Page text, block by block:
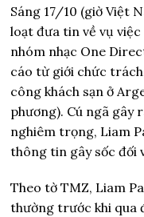
Sáng 17/10 (giờ Việt
loạt đưa tin về vụ
nhóm nhạc One
cáo từ giới chức
công khách sạn ở
phương). Cú ngã gây
nghiêm trọng, Liam
thông tin gây sốc đối
Theo tờ TMZ, Liam
thường trước khi qua